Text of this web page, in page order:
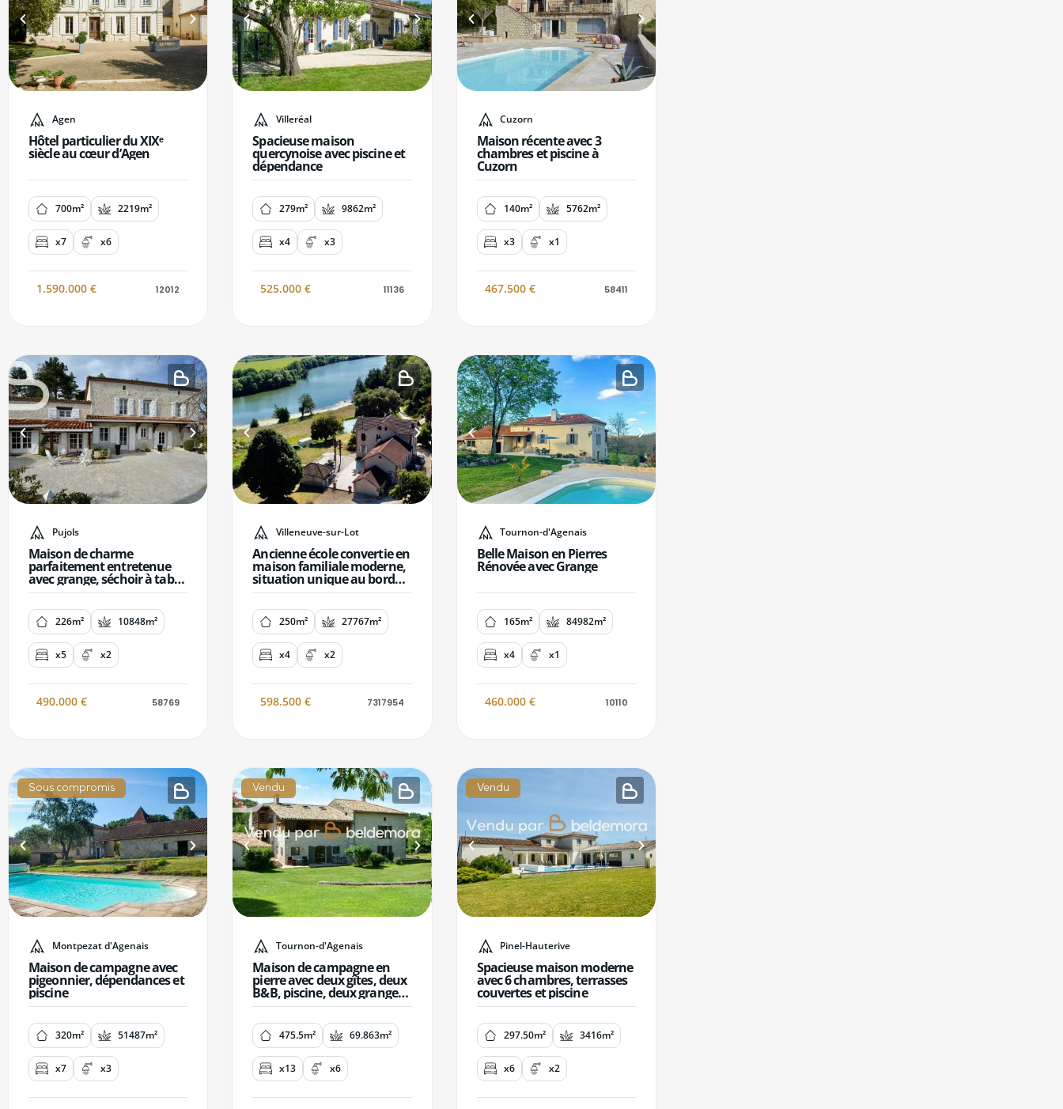
Agen
Hôtel particulier du XIXᵉ
siècle au cœur d’Agen
700m² 2219m²
x7 x6
1.590.000 € 12012
Villeréal
Spacieuse maison
quercynoise avec piscine et
dépendance
279m² 9862m²
x4 x3
525.000€ 11136
Cuzorn
Maison récente avec 3
chambres et piscine à
Cuzorn
140m² 5762m²
x3 x1
467.500 € 58411
Pujols
Maison de charme
parfaitement entretenue
avec grange, séchoir à tabac
et pigeonnier
226m² 10848m²
x5 x2
490.000 € 58769
Villeneuve-sur-Lot
Ancienne école convertie en
maison familiale moderne,
situation unique au bord
du Lot sur 2,7ha
250m² 27767m²
x4 x2
598.500€ 7317954
Tournon-d'Agenais
Belle Maison en Pierres
Rénovée avec Grange
165m² 84982m²
x4 x1
460.000 € 10110
Sous compromis
Montpezat d'Agenais
Maison de campagne avec
pigeonnier, dépendances et
piscine
320m² 51487m²
x7 x3
Vendu
Tournon-d'Agenais
Maison de campagne en
pierre avec deux gîtes, deux
B&B, piscine, deux granges
et 7 ha
475.5m² 69.863m²
x13 x6
Vendu
Pinel-Hauterive
Spacieuse maison moderne
avec 6 chambres, terrasses
couvertes et piscine
297.50m² 3416m²
x6 x2